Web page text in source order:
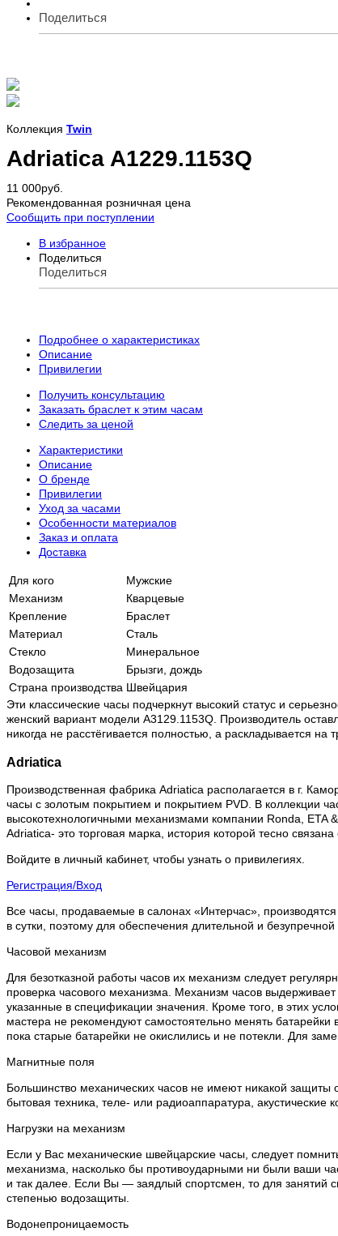
Поделиться
Коллекция Twin
Adriatica A1229.1153Q
11 000руб.
Рекомендованная розничная цена
Сообщить при поступлении
В избранное
Поделиться
Поделиться
Подробнее о характеристиках
Описание
Привилегии
Получить консультацию
Заказать браслет к этим часам
Следить за ценой
Характеристики
Описание
О бренде
Привилегии
Уход за часами
Особенности материалов
Заказ и оплата
Доставка
Для кого
Мужские
Механизм
Кварцевые
Крепление
Браслет
Материал
Сталь
Стекло
Минеральное
Водозащита
Брызги, дождь
Страна производства Швейцария
Эти классические часы подчеркнут высокий статус и
женский вариант модели A3129.1153Q. Производитель
никогда не расстёгивается полностью, а раскладывается
Adriatica
Производственная фабрика Adriatica располагается в г.
часы с золотым покрытием и покрытием PVD. В коллекции
высокотехнологичными механизмами компании Ronda, ETA &
Adriatica- это торговая марка, история которой тесно
Войдите в личный кабинет, чтобы узнать о привилегиях.
Регистрация/Вход
Все часы, продаваемые в салонах «Интерчас»,
в сутки, поэтому для обеспечения длительной и
Часовой механизм
Для безотказной работы часов их механизм следует
проверка часового механизма. Механизм часов
указанные в спецификации значения. Кроме того, в этих
мастера не рекомендуют самостоятельно менять
пока старые батарейки не окислились и не потекли. Для
Магнитные поля
Большинство механических часов не имеют никакой защиты
бытовая техника, теле- или радиоаппаратура, акустические
Нагрузки на механизм
Если у Вас механические швейцарские часы, следует
механизма, насколько бы противоударными ни были ваши
и так далее. Если Вы — заядлый спортсмен, то для занятий
степенью водозащиты.
Водонепроницаемость